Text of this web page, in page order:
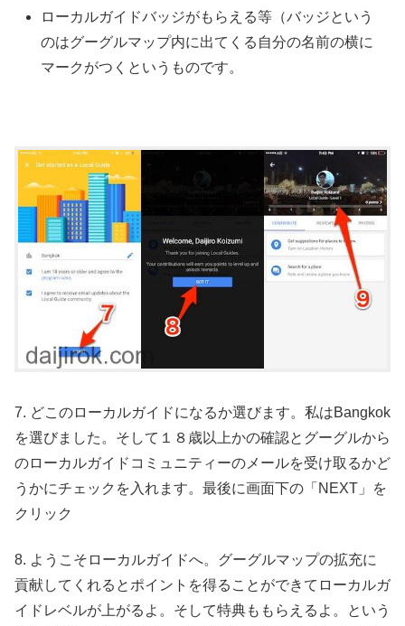
ローカルガイドバッジがもらえる等（バッジという
のはグーグルマップ内に出てくる自分の名前の横に
マークがつくというものです。
7. どこのローカルガイドになるか選びます。私はBangkok
を選びました。そして１８歳以上かの確認とグーグルから
のローカルガイドコミュニティーのメールを受け取るかど
うかにチェックを入れます。最後に画面下の「NEXT」を
クリック
8. ようこそローカルガイドへ。グーグルマップの拡充に
貢献してくれるとポイントを得ることができてローカルガ
イドレベルが上がるよ。そして特典ももらえるよ。という